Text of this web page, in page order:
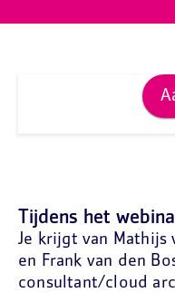
Tijdens het
Je krijgt van Mathijs
en Frank van den
consultant/cloud